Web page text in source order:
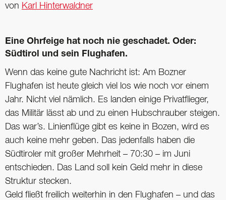
von Karl Hinterwaldner
Eine Ohrfeige hat noch nie geschadet. Oder:
Südtirol und sein Flughafen.
Wenn das keine gute Nachricht ist: Am Bozner
Flughafen ist heute gleich viel los wie noch vor einem
Jahr. Nicht viel nämlich. Es landen einige Privatflieger,
das Militär lässt ab und zu einen Hubschrauber steigen.
Das war’s. Linienflüge gibt es keine in Bozen, wird es
auch keine mehr geben. Das jedenfalls haben die
Südtiroler mit großer Mehrheit – 70:30 – im Juni
entschieden. Das Land soll kein Geld mehr in diese
Struktur stecken.
Geld fließt freilich weiterhin in den Flughafen – und das